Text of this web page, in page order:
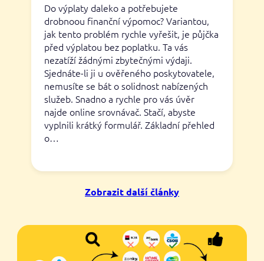
Do výplaty daleko a potřebujete
drobnoou finanční výpomoc? Variantou,
jak tento problém rychle vyřešit, je půjčka
před výplatou bez poplatku. Ta vás
nezatíží žádnými zbytečnými výdaji.
Sjednáte-li ji u ověřeného poskytovatele,
nemusíte se bát o solidnost nabízených
služeb. Snadno a rychle pro vás úvěr
najde online srovnávač. Stačí, abyste
vyplnili krátký formulář. Základní přehled
o…
Zobrazit další články